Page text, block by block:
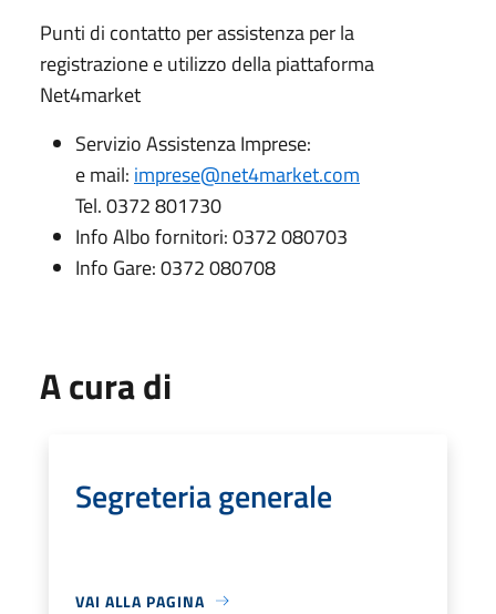
Punti di contatto per assistenza per la
registrazione e utilizzo della piattaforma
Net4market
Servizio Assistenza Imprese:
e mail: imprese@net4market.com
Tel. 0372 801730
Info Albo fornitori: 0372 080703
Info Gare: 0372 080708
A cura di
Segreteria generale
VAI ALLA PAGINA